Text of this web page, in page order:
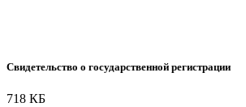
Свидетельство о государственной регистрации
718 КБ